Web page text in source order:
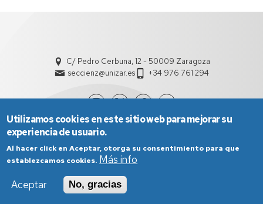
C/ Pedro Cerbuna, 12 - 50009 Zaragoza
seccienz@unizar.es
+34 976 761 294
Aviso Legal
Condiciones generales de uso
Política de Privacidad
Utilizamos cookies en este sitio web para mejorar su
experiencia de usuario.
Al hacer click en Aceptar, otorga su consentimiento para que
establezcamos cookies. Más info
Aceptar
No, gracias